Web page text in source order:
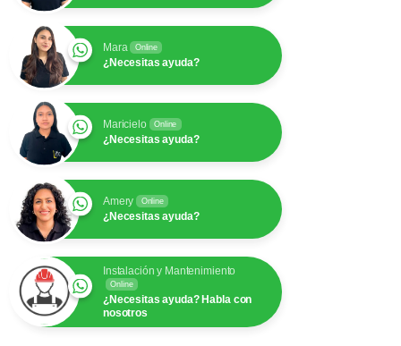
Mara Online
¿Necesitas ayuda?
Maricielo Online
¿Necesitas ayuda?
Amery Online
¿Necesitas ayuda?
Instalación y Mantenimiento
Online
¿Necesitas ayuda? Habla con
nosotros